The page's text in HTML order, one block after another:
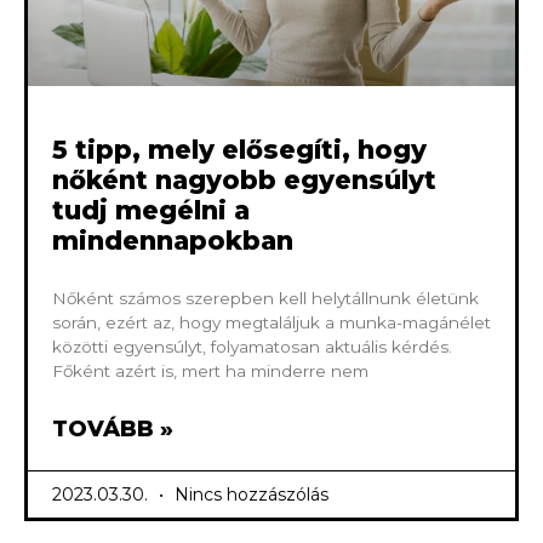
5 tipp, mely elősegíti, hogy
nőként nagyobb egyensúlyt
tudj megélni a
mindennapokban
Nőként számos szerepben kell helytállnunk életünk
során, ezért az, hogy megtaláljuk a munka-magánélet
közötti egyensúlyt, folyamatosan aktuális kérdés.
Főként azért is, mert ha minderre nem
TOVÁBB »
2023.03.30. Nincs hozzászólás